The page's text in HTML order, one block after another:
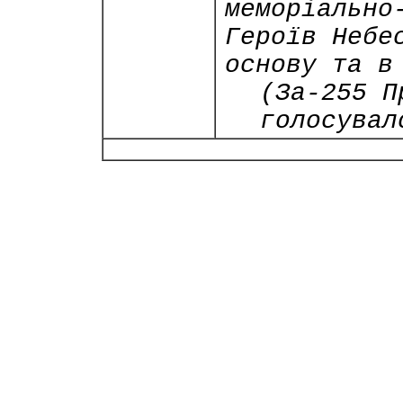
Героїв
основу та в
(За-255